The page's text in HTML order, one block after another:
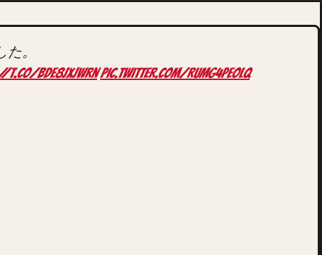
た。
t.co/BDe8jxjwRnpic.twitter.com/RUmG4PEOlq